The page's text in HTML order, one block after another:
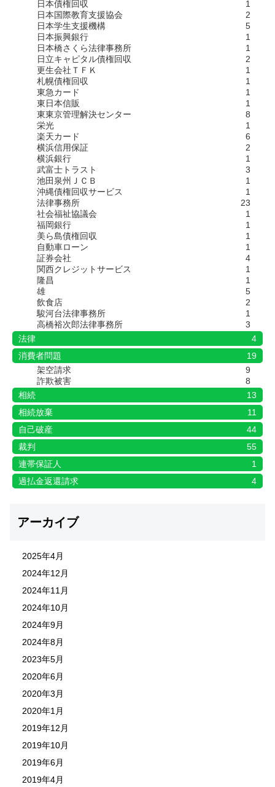
日本債権回収
1
日本国際教育支援協会
2
日本学生支援機構
5
日本振興銀行
1
日本橋さくら法律事務所
1
日立キャピタル債権回収
2
更生会社ＴＦＫ
1
札幌債権回収
1
東急カード
1
東日本信販
1
東東京管理解決センター
8
栄光
1
楽天カード
6
横浜信用保証
2
横浜銀行
1
武富士トラスト
3
池田泉州ＪＣＢ
1
沖縄債権回収サービス
1
法律事務所
23
社会福祉協議会
1
福岡銀行
1
美ら島債権回収
1
自動車ローン
1
証券会社
4
関西クレジットサービス
1
隆昌
1
雄
5
飲食店
2
駿河台法律事務所
1
高橋裕次郎法律事務所
3
法律
4
消費者問題
19
架空請求
9
詐欺被害
8
相続
13
相続放棄
11
自己破産
44
裁判
55
連帯保証人
1
過払金返還請求
4
アーカイブ
2025年4月
2024年12月
2024年11月
2024年10月
2024年9月
2024年8月
2023年5月
2020年6月
2020年3月
2020年1月
2019年12月
2019年10月
2019年6月
2019年4月